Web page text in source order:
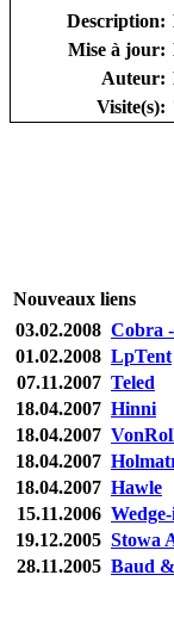
Description:
Mise à jour:
Auteur:
Visite(s):
Nouveaux liens
03.02.2008 Cobra
01.02.2008 LpTent
07.11.2007 Teled
18.04.2007 Hinni
18.04.2007
18.04.2007
18.04.2007 Hawle
15.11.2006
19.12.2005 Stowa
28.11.2005 Baud